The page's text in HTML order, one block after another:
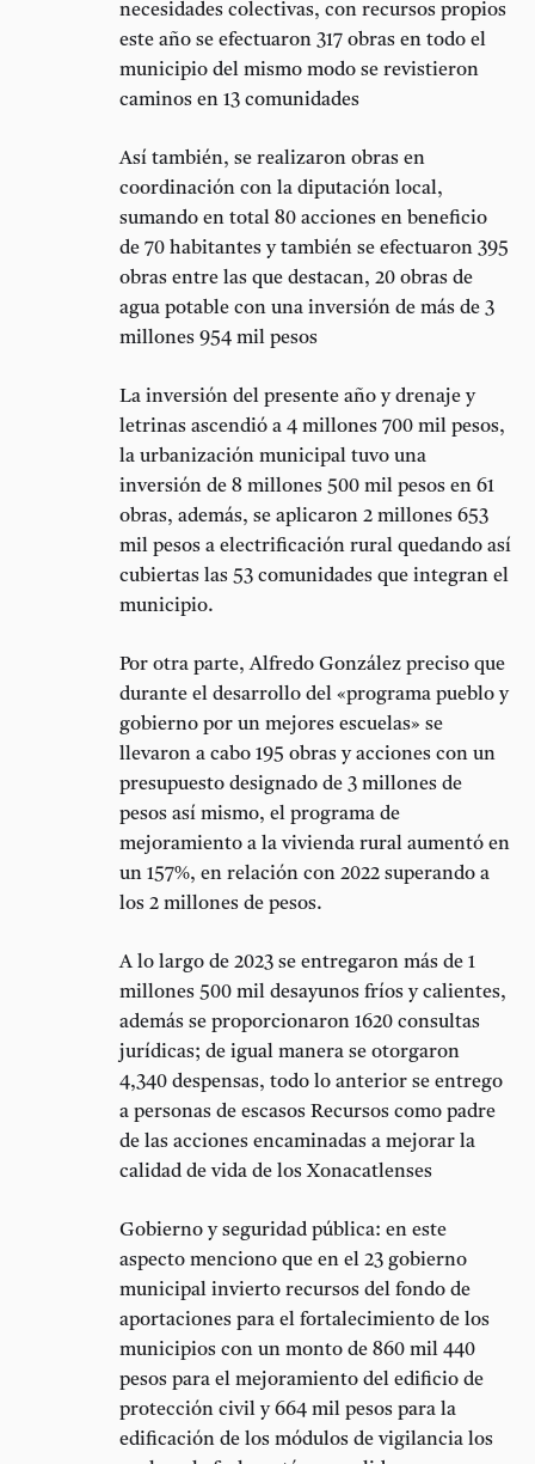
necesidades colectivas, con recursos propios
este año se efectuaron 317 obras en todo el
municipio del mismo modo se revistieron
caminos en 13 comunidades
Así también, se realizaron obras en
coordinación con la diputación local,
sumando en total 80 acciones en beneficio
de 70 habitantes y también se efectuaron 395
obras entre las que destacan, 20 obras de
agua potable con una inversión de más de 3
millones 954 mil pesos
La inversión del presente año y drenaje y
letrinas ascendió a 4 millones 700 mil pesos,
la urbanización municipal tuvo una
inversión de 8 millones 500 mil pesos en 61
obras, además, se aplicaron 2 millones 653
mil pesos a electrificación rural quedando así
cubiertas las 53 comunidades que integran el
municipio.
Por otra parte, Alfredo González preciso que
durante el desarrollo del «programa pueblo y
gobierno por un mejores escuelas» se
llevaron a cabo 195 obras y acciones con un
presupuesto designado de 3 millones de
pesos así mismo, el programa de
mejoramiento a la vivienda rural aumentó en
un 157%, en relación con 2022 superando a
los 2 millones de pesos.
A lo largo de 2023 se entregaron más de 1
millones 500 mil desayunos fríos y calientes,
además se proporcionaron 1620 consultas
jurídicas; de igual manera se otorgaron
4,340 despensas, todo lo anterior se entrego
a personas de escasos Recursos como padre
de las acciones encaminadas a mejorar la
calidad de vida de los Xonacatlenses
Gobierno y seguridad pública: en este
aspecto menciono que en el 23 gobierno
municipal invierto recursos del fondo de
aportaciones para el fortalecimiento de los
municipios con un monto de 860 mil 440
pesos para el mejoramiento del edificio de
protección civil y 664 mil pesos para la
edificación de los módulos de vigilancia los